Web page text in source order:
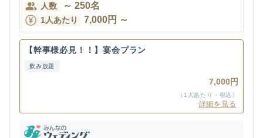
人数 ～ 250名
1人あたり 7,000円 ～
【幹事様必見！！】宴会プラン
飲み放題
7,000円
（1人あたり・税込）
詳細を見る